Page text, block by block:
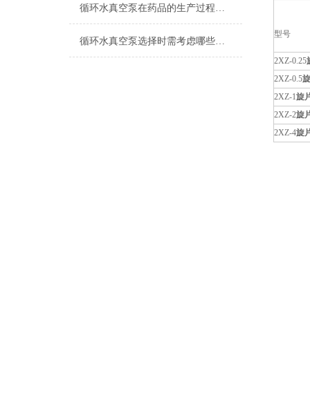
2025-06-06 循环水真空泵在药品的生产过程中的应用
2025-05-30 循环水真空泵选择时需考虑哪些事项？
型号
2XZ-0.25
2XZ-0.5
2XZ-1旋
2XZ-2旋
2XZ-4旋